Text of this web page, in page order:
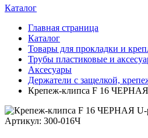
Каталог
Главная страница
Каталог
Товары для прокладки и
Трубы пластиковые и
Аксесуары
Держатели с защелкой,
Крепеж-клипса F 16
Артикул: 300-016Ч